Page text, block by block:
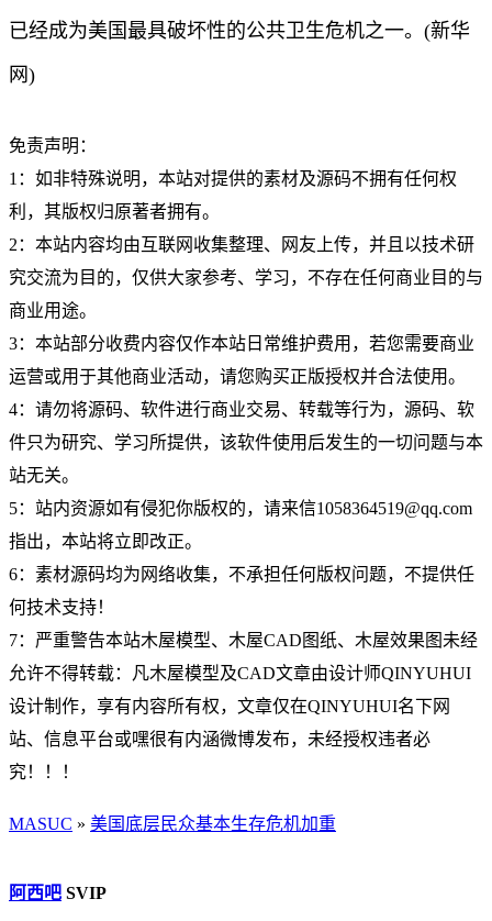
已经成为美国最具破坏性的公共卫生危机之一。(新华
网)
免责声明：
1：如非特殊说明，本站对提供的素材及源码不拥有任何权
利，其版权归原著者拥有。
2：本站内容均由互联网收集整理、网友上传，并且以技术研
究交流为目的，仅供大家参考、学习，不存在任何商业目的与
商业用途。
3：本站部分收费内容仅作本站日常维护费用，若您需要商业
运营或用于其他商业活动，请您购买正版授权并合法使用。
4：请勿将源码、软件进行商业交易、转载等行为，源码、软
件只为研究、学习所提供，该软件使用后发生的一切问题与本
站无关。
5：站内资源如有侵犯你版权的，请来信1058364519@qq.com
指出，本站将立即改正。
6：素材源码均为网络收集，不承担任何版权问题，不提供任
何技术支持！
7：严重警告本站木屋模型、木屋CAD图纸、木屋效果图未经
允许不得转载：凡木屋模型及CAD文章由设计师QINYUHUI
设计制作，享有内容所有权，文章仅在QINYUHUI名下网
站、信息平台或嘿很有内涵微博发布，未经授权违者必
究！！！
MASUC » 美国底层民众基本生存危机加重
阿西吧 SVIP